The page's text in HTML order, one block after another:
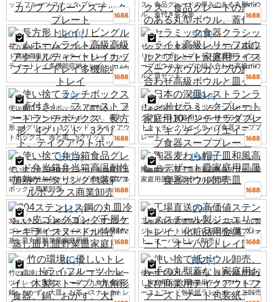
ップ フルーツ スナック プレート
ス、食品グレードの厚みのある丸型ボウ
ル、蓋付き長方形
110 円
長方形トレイリビングルームホームライ
ト高級高級アクリルティートレイカップ
ティートレイ多機能収納トレイ
94 円
セラミック食器クラシックライト高級レ
リーフボウルとプレート家庭用ライスス
ープボウルカップの組み合わせ高級ボウ
ルと皿セット
4 円
使い捨てランチボックス（蓋付き）、フ
ァーストフードランチボックス、長方
形、4グリッド、3グリッド、テイクアウ
トボックス、赤と黒、5グリッド
289 円
日本の深皿レストランラウンドセラミッ
クプレート家庭用10インチサラダプレー
トキッチンクリエイティブ食器スーププ
レート
190 円
使い捨て弁当箱食品グレード弁当箱弁当
箱高温耐性加熱ケータリング包装箱フル
ボックス商業卸売
194 円
陶器麦わら帽子皿和風高級白デザート皿
家庭用皿皿食器ボウル卸売皿
111 円
304ステンレス鋼の丸皿冷たい皮ゴング
ゴング千層ケーキライスヌードル特別な
蒸し皿丸皿野菜皿家庭用皿
29 円
工場直送の高価値ステンレススチール製
ジュエリートレイ、化粧品用金属プレー
ト、オーバルトレイ卸売り
88 円
竹の環境に優しいトレイ、ドライフルー
ツトレイ、木製ストーブ、九角形食器、
鍋、おかず、大皿、お茶、スナックトレ
132 円
使い捨て紙ボウル卸売、厚手の丸型蓋な
し家庭用および商業用テイクアウトファ
ーストフード包装紙ランチボックス卸売